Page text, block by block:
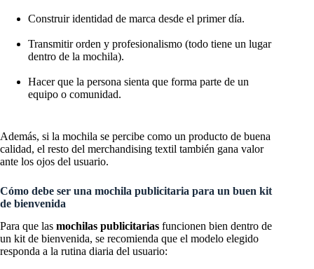
Construir identidad de marca desde el primer día.
Transmitir orden y profesionalismo (todo tiene un lugar
dentro de la mochila).
Hacer que la persona sienta que forma parte de un
equipo o comunidad.
Además, si la mochila se percibe como un producto de buena
calidad, el resto del merchandising textil también gana valor
ante los ojos del usuario.
Cómo debe ser una mochila publicitaria para un buen kit
de bienvenida
Para que las mochilas publicitarias funcionen bien dentro de
un kit de bienvenida, se recomienda que el modelo elegido
responda a la rutina diaria del usuario: